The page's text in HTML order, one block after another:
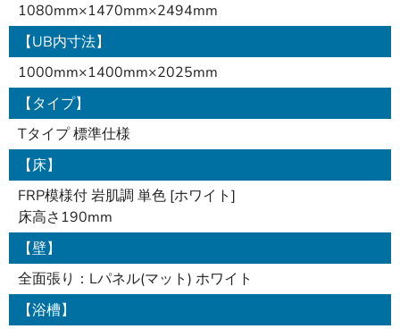
1080mm×1470mm×2494mm
【UB内寸法】
1000mm×1400mm×2025mm
【タイプ】
Tタイプ 標準仕様
【床】
FRP模様付 岩肌調 単色 [ホワイト]
床高さ190mm
【壁】
全面張り：Lパネル(マット) ホワイト
【浴槽】